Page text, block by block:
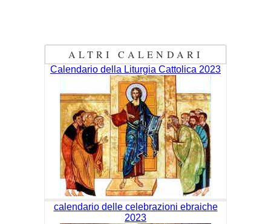
ALTRI CALENDARI
Calendario della Liturgia Cattolica 2023
calendario delle celebrazioni ebraiche
2023